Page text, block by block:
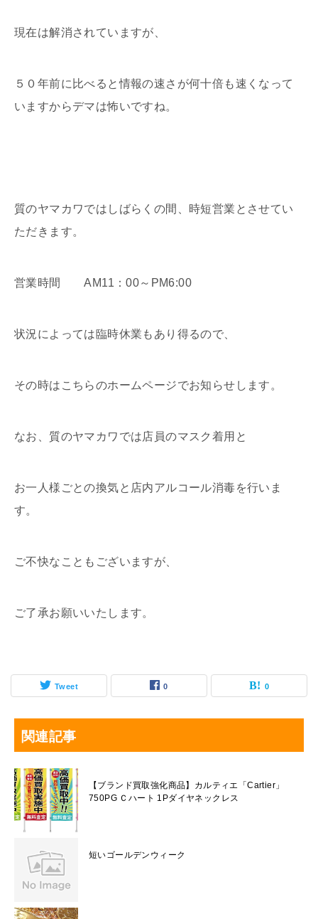
現在は解消されていますが、
５０年前に比べると情報の速さが何十倍も速くなって
いますからデマは怖いですね。
質のヤマカワではしばらくの間、時短営業とさせてい
ただきます。
営業時間 AM11：00～PM6:00
状況によっては臨時休業もあり得るので、
その時はこちらのホームページでお知らせします。
なお、質のヤマカワでは店員のマスク着用と
お一人様ごとの換気と店内アルコール消毒を行いま
す。
ご不快なこともございますが、
ご了承お願いいたします。
Tweet 0 0
関連記事
【ブランド買取強化商品】カルティエ「Cartier」
750PG Ｃハート 1Pダイヤネックレス
短いゴールデンウィーク